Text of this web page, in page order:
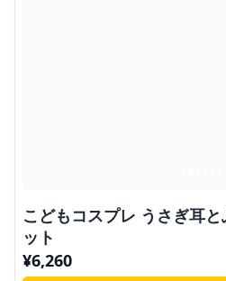
こどもコスプレ うさぎ耳
ット
¥6,260